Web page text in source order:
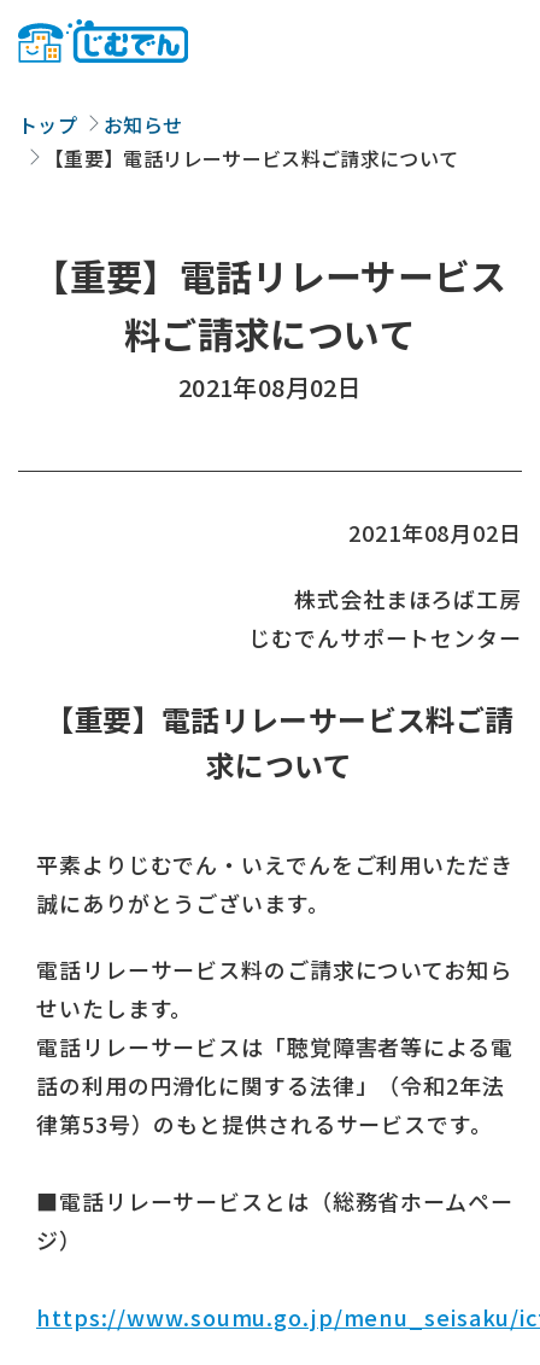
トップ
お知らせ
【重要】電話リレーサービス料ご請求について
【重要】電話リレーサービス
料ご請求について
2021年08月02日
2021年08月02日
株式会社まほろば工房
じむでんサポートセンター
【重要】電話リレーサービス料ご請
求について
平素よりじむでん・いえでんをご利用いただき
誠にありがとうございます。
電話リレーサービス料のご請求についてお知ら
せいたします。
電話リレーサービスは「聴覚障害者等による電
話の利用の円滑化に関する法律」（令和2年法
律第53号）のもと提供されるサービスです。
■電話リレーサービスとは（総務省ホームペー
ジ）
https://www.soumu.go.jp/